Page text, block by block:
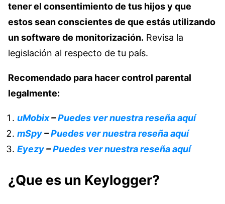
tener el consentimiento de tus hijos y que
estos sean conscientes de que estás utilizando
un software de monitorización. Revisa la
legislación al respecto de tu país.
Recomendado para hacer control parental
legalmente:
uMobix–Puedes ver nuestra reseña aquí
mSpy–Puedes ver nuestra reseña aquí
Eyezy–Puedes ver nuestra reseña aquí
¿Que es un Keylogger?